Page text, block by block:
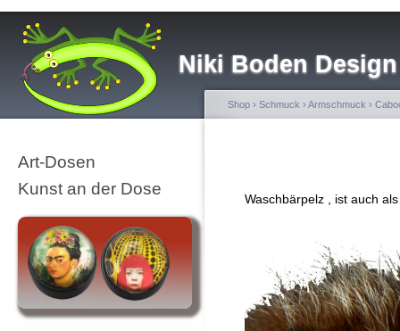
Niki Boden Design
Art-Dosen
Kunst an der Dose
Shop › Schmuck › Armschmuck ›
Waschbärpelz , ist auch